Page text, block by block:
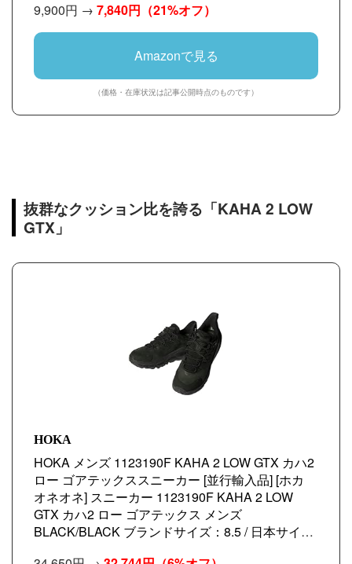
9,900円 → 7,840円 （21%オフ）
Amazonで見る
（価格・在庫状況は記事公開時点のものです）
抜群なクッション比を誇る「KAHA 2 LOW
GTX」
HOKA
HOKA メンズ 1123190F KAHA 2 LOW GTX カハ2
ロー ゴアテックススニーカー [並行輸入品] [ホカ
オネオネ] スニーカー 1123190F KAHA 2 LOW
GTX カハ2 ロー ゴアテックス メンズ
BLACK/BLACK ブランドサイズ：8.5 / 日本サイズ